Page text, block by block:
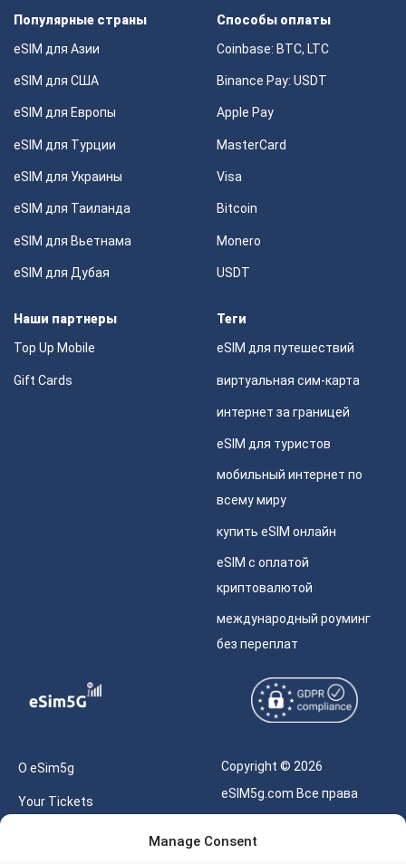
Manage Consent
Популярные страны
eSIM для Азии
eSIM для США
eSIM для Европы
eSIM для Турции
eSIM для Украины
eSIM для Таиланда
eSIM для Вьетнама
eSIM для Дубая
Способы оплаты
Coinbase: BTC, LTC
Binance Pay: USDT
Apple Pay
MasterCard
Visa
Bitcoin
Monero
USDT
Наши партнеры
Top Up Mobile
Gift Cards
Теги
eSIM для путешествий
виртуальная сим-карта
интернет за границей
eSIM для туристов
мобильный интернет по
всему миру
купить eSIM онлайн
eSIM с оплатой
криптовалютой
международный роуминг
без переплат
О eSim5g
Your Tickets
Калькулятор для eSIM
Copyright © 2026
eSIM5g.com Все права